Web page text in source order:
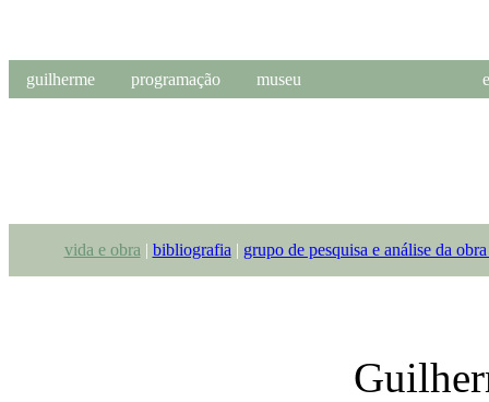
guilherme programação museu
vida e obra | bibliografia | grupo de pesquisa e análise da